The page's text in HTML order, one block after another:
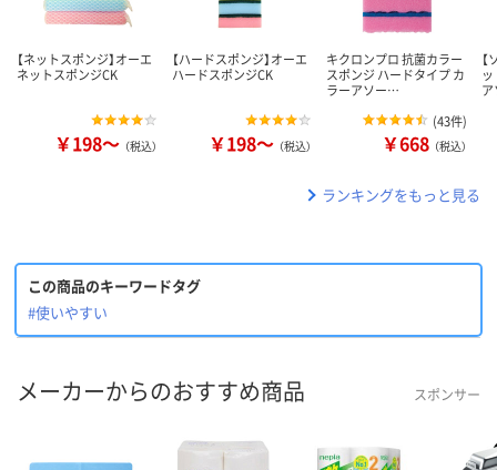
【ネットスポンジ】オーエ
ネットスポンジCK
￥198～ （税込）
【ハードスポンジ】オーエ
ハードスポンジCK
￥198～ （税込）
キクロンプロ 抗菌カラー
スポンジ ハードタイプ カ
ラーアソー…
(43件)
￥668 （税込）
ランキングをもっと見る
この商品のキーワードタグ
#使いやすい
メーカーからのおすすめ商品 スポンサー